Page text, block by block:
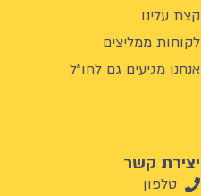
קצת עלינו
לקוחות ממליצים
אנחנו מגיעים גם לחו"ל
יצירת קשר
טלפון